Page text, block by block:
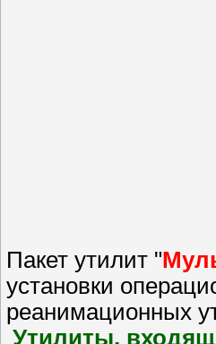
Пакет утилит "
установки
реанимационных
Утилиты,